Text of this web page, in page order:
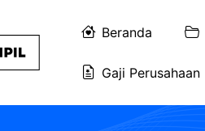
Beranda
Gaji Perusahaan